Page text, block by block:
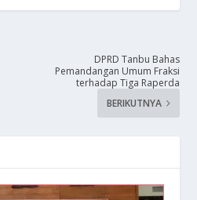
DPRD Tanbu Bahas
Pemandangan Umum Fraksi
terhadap Tiga Raperda
BERIKUTNYA